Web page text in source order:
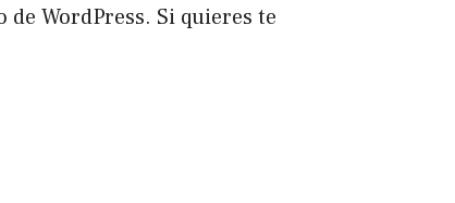
WordPress. Si quieres te